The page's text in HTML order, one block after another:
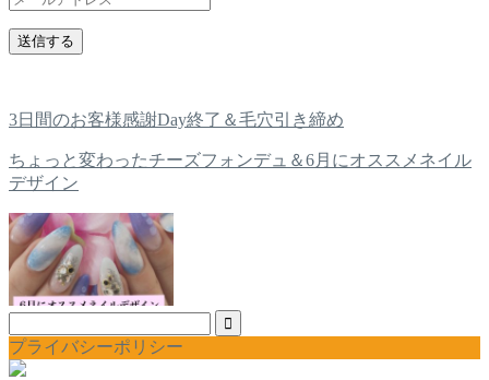
3日間のお客様感謝Day終了＆毛穴引き締め
ちょっと変わったチーズフォンデュ＆6月にオススメネイル
デザイン
プライバシーポリシー